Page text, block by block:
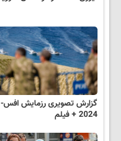
گزارش تصویری رزمایش افس-
2024 + فیلم